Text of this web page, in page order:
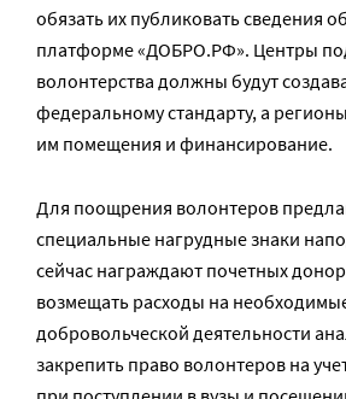
обязать их публиковать сведения
платформе «ДОБРО.РФ». Центры
волонтерства должны будут
федеральному стандарту, а
им помещения и финансирование.
Для поощрения волонтеров
специальные нагрудные знаки
сейчас награждают почетных
возмещать расходы на
добровольческой деятельности
закрепить право волонтеров на